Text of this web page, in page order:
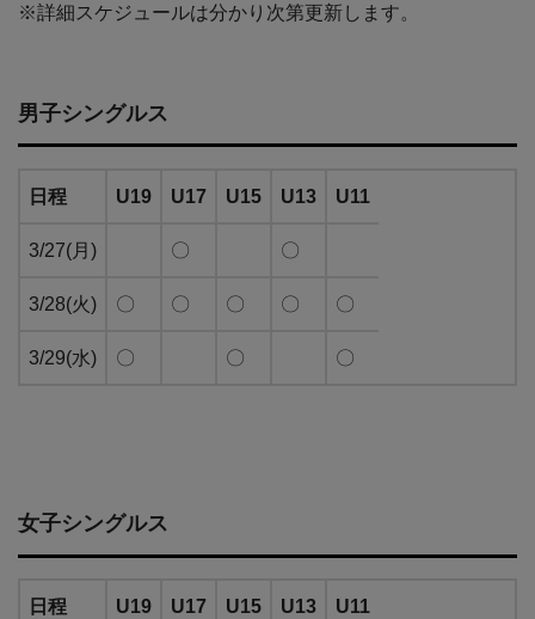
※詳細スケジュールは分かり次第更新します。
男子シングルス
日程 U19 U17 U15 U13 U11
3/27(月) 〇 〇
3/28(火) 〇 〇 〇 〇 〇
3/29(水) 〇 〇 〇
女子シングルス
日程 U19 U17 U15 U13 U11